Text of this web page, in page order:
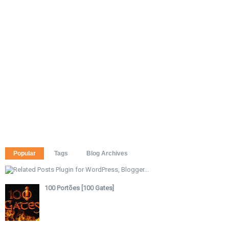
Popular Tags Blog Archives
100 Portões [100 Gates]